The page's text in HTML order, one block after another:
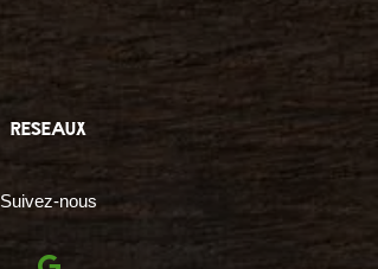
reseaux
Suivez-nous